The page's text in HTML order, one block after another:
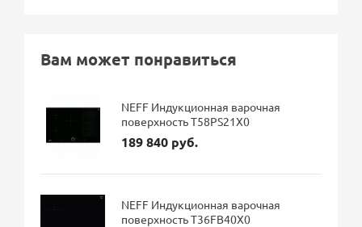
Вам может понравиться
NEFF Индукционная варочная
поверхность T58PS21X0
189 840 руб.
NEFF Индукционная варочная
поверхность T36FB40X0